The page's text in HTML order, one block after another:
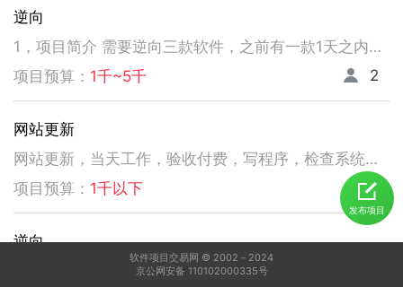
逆向
1，项目简介 需要逆向三款软件，之前有一款1天之内有人已经逆向出来，交付给我了。 2，功能需求 逆向出来后，不做任何功能改变，做加密授权就可以了三、人员要求 3，人员要求 精通逆向，做事速度快。不拖延项目进度，能保持实时交流，按时交付。 平台功能可正常使用，无明显bug。 提供项目源码
项目预算： 1千~5千 2
网站更新
网站更新，当天工作，验收付费，写程序，检查系统，更新资料库，按发现问题及时处理，写新的广州话A l软件
项目预算： 1千以下 5
逆向
发布项目
软件项目交易网 © 2002－2024
京公网安备 110102000335号